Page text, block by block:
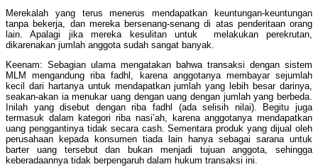
Merekalah yang terus menerus mendapatkan keuntungan-keuntungan
tanpa bekerja, dan mereka bersenang-senang di atas penderitaan orang
lain. Apalagi jika mereka kesulitan untuk melakukan perekrutan,
dikarenakan jumlah anggota sudah sangat banyak.
Keenam: Sebagian ulama mengatakan bahwa transaksi dengan sistem
MLM mengandung riba fadhl, karena anggotanya membayar sejumlah
kecil dari hartanya untuk mendapatkan jumlah yang lebih besar darinya,
seakan-akan ia menukar uang dengan uang dengan jumlah yang berbeda.
Inilah yang disebut dengan riba fadhl (ada selisih nilai). Begitu juga
termasuk dalam kategori riba nasi’ah, karena anggotanya mendapatkan
uang penggantinya tidak secara cash. Sementara produk yang dijual oleh
perusahaan kepada konsumen tiada lain hanya sebagai sarana untuk
barter uang tersebut dan bukan menjadi tujuan anggota, sehingga
keberadaannya tidak berpengaruh dalam hukum transaksi ini.